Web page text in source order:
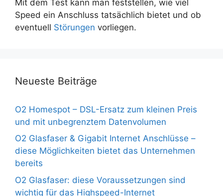
Mit dem Test kann man feststellen, wie viel
Speed ein Anschluss tatsächlich bietet und ob
eventuell Störungen vorliegen.
Neueste Beiträge
O2 Homespot – DSL-Ersatz zum kleinen Preis
und mit unbegrenztem Datenvolumen
O2 Glasfaser & Gigabit Internet Anschlüsse –
diese Möglichkeiten bietet das Unternehmen
bereits
O2 Glasfaser: diese Voraussetzungen sind
wichtig für das Highspeed-Internet